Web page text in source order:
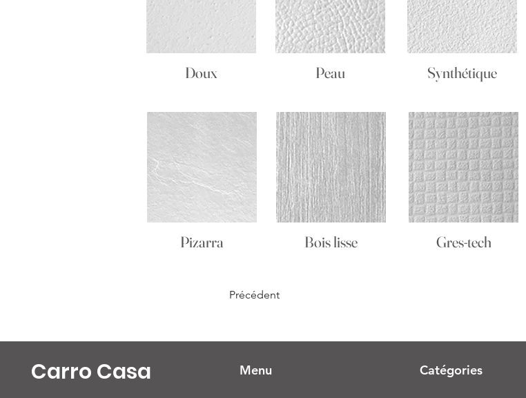
Doux Peau Synthétique
Pizarra Bois lisse Gres-tech
Précédent
Carro Casa Menu Catégories